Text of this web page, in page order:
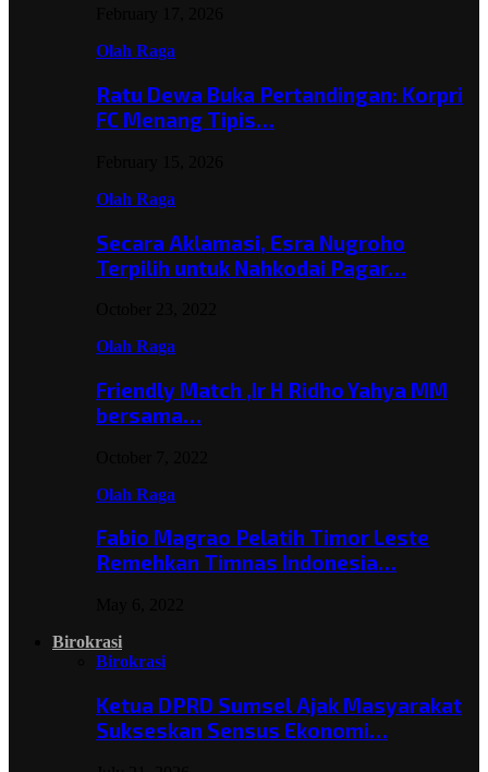
Olah Raga
Ratu Dewa Buka Pertandingan: Korpri
FC Menang Tipis…
Olah Raga
Secara Aklamasi, Esra Nugroho
Terpilih untuk Nahkodai Pagar…
Olah Raga
Friendly Match ,Ir H Ridho Yahya MM
bersama…
Olah Raga
Fabio Magrao Pelatih Timor Leste
Remehkan Timnas Indonesia…
Birokrasi
Birokrasi
Ketua DPRD Sumsel Ajak Masyarakat
Sukseskan Sensus Ekonomi…